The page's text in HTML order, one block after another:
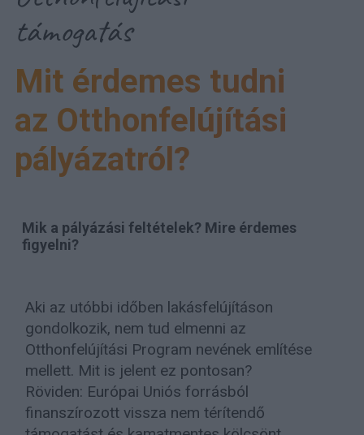
támogatás
Mit érdemes tudni
az Otthonfelújítási
pályázatról?
Mik a pályázási feltételek? Mire érdemes
figyelni?
Aki az utóbbi időben lakásfelújításon
gondolkozik, nem tud elmenni az
Otthonfelújítási Program nevének említése
mellett. Mit is jelent ez pontosan?
Röviden: Európai Uniós forrásból
finanszírozott vissza nem térítendő